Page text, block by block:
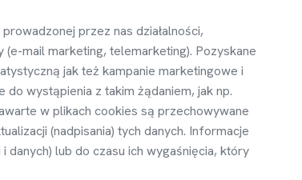
przez nas działalności,
(e-mail marketing, telemarketing). Pozyskane
ą jak też kampanie marketingowe i
do wystąpienia z takim żądaniem, jak np.
w plikach cookies są przechowywane
(nadpisania) tych danych. Informacje
danych) lub do czasu ich wygaśnięcia, który